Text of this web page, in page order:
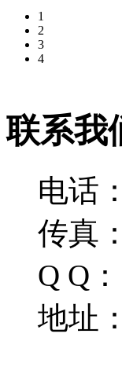
1
2
3
4
联系我
电话
传真
Q Q
地址